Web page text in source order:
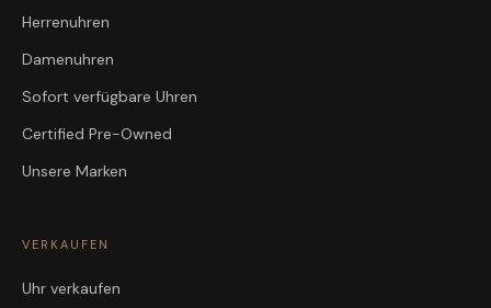
Herrenuhren
Damenuhren
Sofort verfügbare Uhren
Certified Pre-Owned
Unsere Marken
VERKAUFEN
Uhr verkaufen